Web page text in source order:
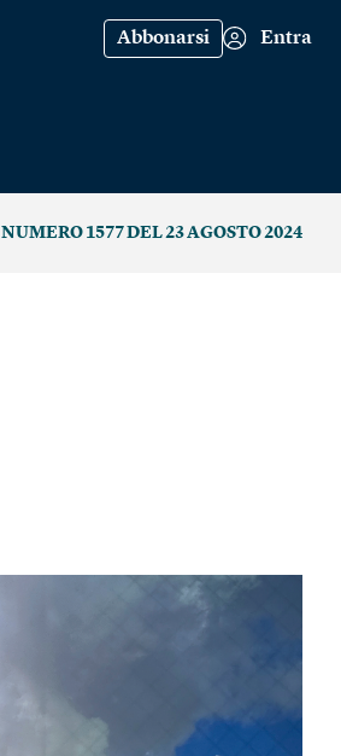
Abbonarsi Entra
NUMERO 1577 DEL 23 AGOSTO 2024